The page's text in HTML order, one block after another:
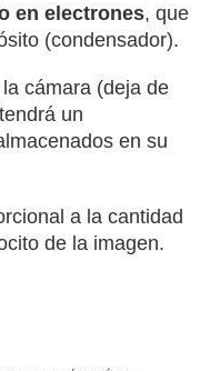
en electrones, que
(condensador).
cámara (deja de
un
en su
a la cantidad
de la imagen.